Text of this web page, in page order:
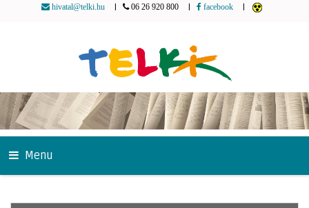
hivatal@telki.hu 06 26 920 800 facebook
Menu